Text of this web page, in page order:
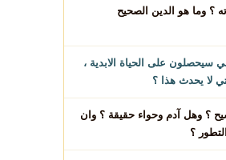
؟ وما هو الدين الصحيح
سيحصلون على الحياة الابدية ،
لا يحدث هذا ؟
؟ وهل آدم وحواء حقيقة ؟ وان
؟